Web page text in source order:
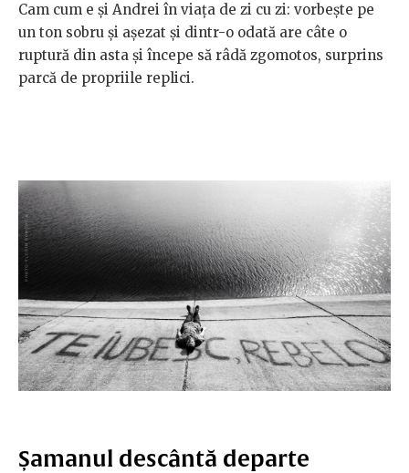
Cam cum e și Andrei în viața de zi cu zi: vorbește pe
un ton sobru și așezat și dintr-o odată are câte o
ruptură din asta și începe să râdă zgomotos, surprins
parcă de propriile replici.
Șamanul descântă departe